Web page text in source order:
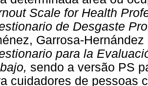
Scale for Health
de Desgaste
Garrosa-
para la
sendo a versão PS
cuidadores de pessoas